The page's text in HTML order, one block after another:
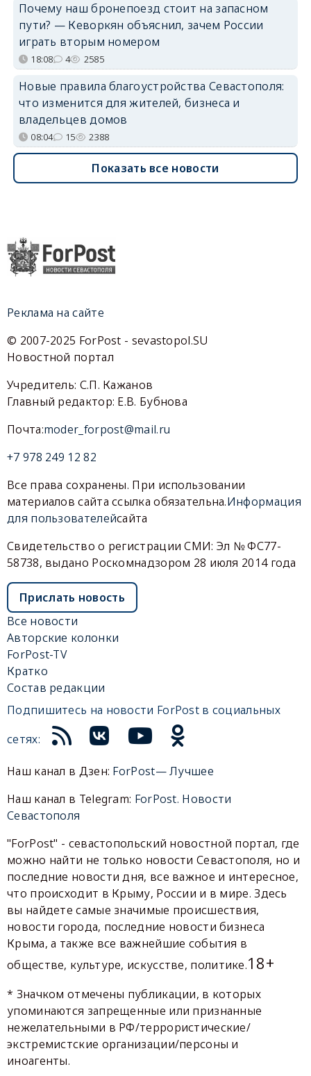
Почему наш бронепоезд стоит на запасном
пути? — Кеворкян объяснил, зачем России
играть вторым номером
18:08 4 2585
Новые правила благоустройства Севастополя:
что изменится для жителей, бизнеса и
владельцев домов
08:04 15 2388
Показать все новости
Реклама на сайте
© 2007-2025 ForPost - sevastopol.SU
Новостной портал
Учредитель: С.П. Кажанов
Главный редактор: Е.В. Бубнова
Почта:moder_forpost@mail.ru
+7 978 249 12 82
Все права сохранены. При использовании
материалов сайта ссылка обязательна.Информация
для пользователейсайта
Свидетельство о регистрации СМИ: Эл № ФС77-
58738, выдано Роскомнадзором 28 июля 2014 года
Прислать новость
Все новости
Авторские колонки
ForPost-TV
Кратко
Состав редакции
Подпишитесь на новости ForPost в социальных
сетях:
Наш канал в Дзен: ForPost— Лучшее
Наш канал в Telegram: ForPost. Новости
Севастополя
"ForPost" - севастопольский новостной портал, где
можно найти не только новости Севастополя, но и
последние новости дня, все важное и интересное,
что происходит в Крыму, России и в мире. Здесь
вы найдете самые значимые происшествия,
новости города, последние новости бизнеса
Крыма, а также все важнейшие события в
обществе, культуре, искусстве, политике.18+
* Значком отмечены публикации, в которых
упоминаются запрещенные или признанные
нежелательными в РФ/террористические/
экстремистские организации/персоны и
иноагенты.